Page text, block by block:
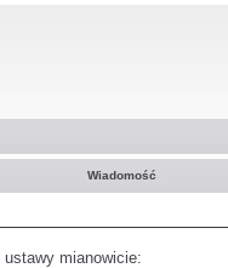
Wiadomość
mianowicie: